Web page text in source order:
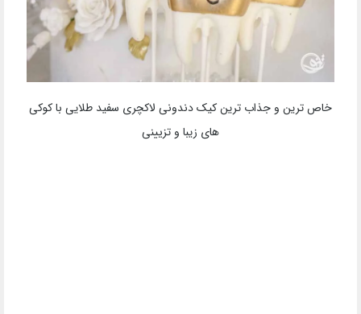
خاص ترین و جذاب ترین کیک دندونی لاکچری سفید طلایی با کوکی
های زیبا و تزیینی